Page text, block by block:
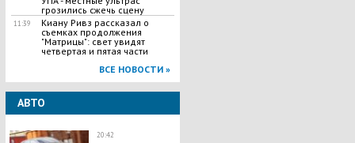
грозились сжечь сцену
11:39
Киану Ривз рассказал о
съемках продолжения
"Матрицы": свет увидят
четвертая и пятая части
ВСЕ НОВОСТИ »
АВТО
20:42